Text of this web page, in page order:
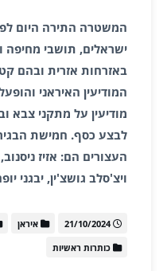
המשטרה התירה היום
ישראלים, תושבי מחיפה
באזרחות אזרית ובהם
המודיעין האיראני
מודיעין על מתקני צבא
לבצע כסף. חמישת
העצורים הם: אזיז
ויצ'סלב גושצ'ין, יבגני
21/10/2024 איראן
כותרות ראשיות